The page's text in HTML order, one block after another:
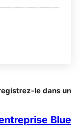
le dans un
Blue